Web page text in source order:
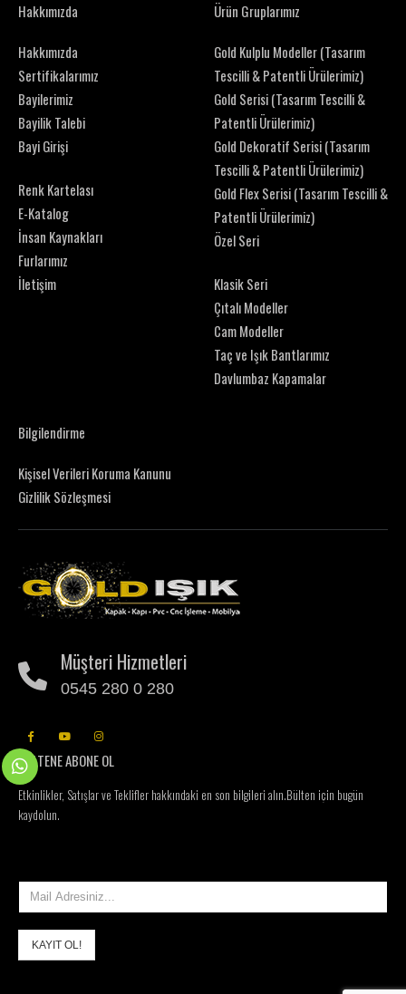
Hakkımızda
Hakkımızda
Sertifikalarımız
Bayilerimiz
Bayilik Talebi
Bayi Girişi
Renk Kartelası
E-Katalog
İnsan Kaynakları
Furlarımız
İletişim
Ürün Gruplarımız
Gold Kulplu Modeller (Tasarım
Tescilli & Patentli Ürülerimiz)
Gold Serisi (Tasarım Tescilli &
Patentli Ürülerimiz)
Gold Dekoratif Serisi (Tasarım
Tescilli & Patentli Ürülerimiz)
Gold Flex Serisi (Tasarım Tescilli &
Patentli Ürülerimiz)
Özel Seri
Klasik Seri
Çıtalı Modeller
Cam Modeller
Taç ve Işık Bantlarımız
Davlumbaz Kapamalar
Bilgilendirme
Kişisel Verileri Koruma Kanunu
Gizlilik Sözleşmesi
Müşteri Hizmetleri
0545 280 0 280
BÜLTENE ABONE OL
Etkinlikler, Satışlar ve Teklifler hakkındaki en son bilgileri alın.Bülten için bugün
kaydolun.